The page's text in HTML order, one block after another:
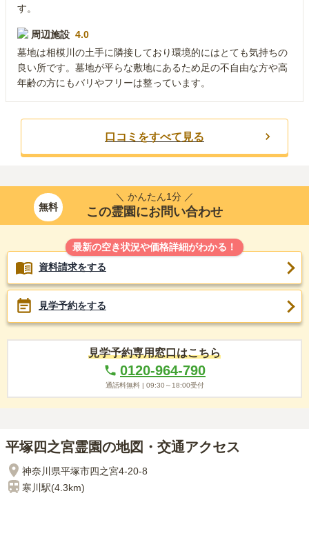
す。
周辺施設 4.0
墓地は相模川の土手に隣接しており環境的にはとても気持ちの
良い所です。墓地が平らな敷地にあるため足の不自由な方や高
年齢の方にもバリやフリーは整っています。
口コミをすべて見る
無料
＼ かんたん1分 ／
この霊園にお問い合わせ
最新の空き状況や価格詳細がわかる！
資料請求をする
見学予約をする
見学予約専用窓口はこちら
0120-964-790
通話料無料 | 09:30～18:00受付
平塚四之宮霊園の地図・交通アクセス
神奈川県平塚市四之宮4-20-8
寒川駅(4.3km)